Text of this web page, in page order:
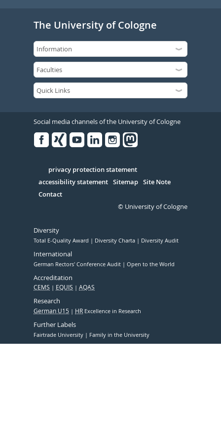
The University of Cologne
Social media channels of the University of Cologne
Serivce
privacy protection statement
accessibility statement Sitemap Site Note
Contact
© University of Cologne
Diversity
Total E-Quality Award Diversity Charta Diversity Audit
International
German Rectors' Conference Audit Open to the World
Accreditation
CEMS EQUIS AQAS
Research
German U15 HR Excellence in Research
Further Labels
Fairtrade University Family in the University